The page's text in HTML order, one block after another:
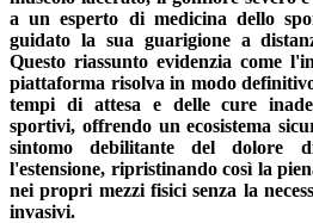
a un esperto di medicina dello
guidato la sua guarigione a
Questo riassunto evidenzia come
piattaforma risolva in modo
tempi di attesa e delle cure
sportivi, offrendo un ecosistema
sintomo debilitante del dolore
l'estensione, ripristinando così la
nei propri mezzi fisici senza la
invasivi.